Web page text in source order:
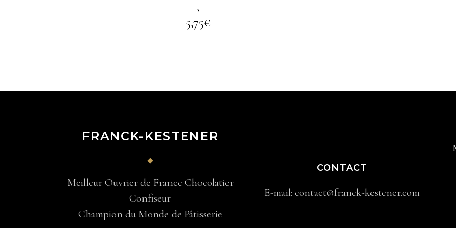
,
5,75€
FRANCK-KESTENER
Meilleur Ouvrier de France Chocolatier
Confiseur
Champion du Monde de Pâtisserie
CONTACT
E-mail: contact@franck-kestener.com